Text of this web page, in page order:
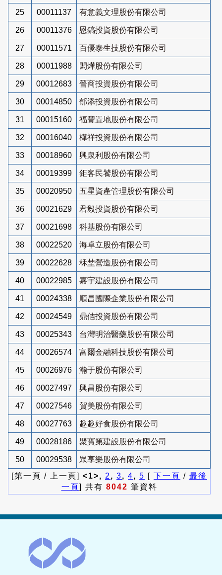
25 00011137 有意義文理股份有限公司
26 00011376 恩鎬投資股份有限公司
27 00011571 百優泰生技股份有限公司
28 00011988 閎燁股份有限公司
29 00012683 晉商投資股份有限公司
30 00014850 郁添投資股份有限公司
31 00015160 福豐置地股份有限公司
32 00016040 樺祥投資股份有限公司
33 00018960 興泉利股份有限公司
34 00019399 鉅客民饕股份有限公司
35 00020950 五星資產管理股份有限公司
36 00021629 君毅投資股份有限公司
37 00021698 科基股份有限公司
38 00022520 海卓立股份有限公司
39 00022628 秝埜營造股份有限公司
40 00022985 嘉宇建設股份有限公司
41 00024338 順昌國際企業股份有限公司
42 00024549 鼎佶投資股份有限公司
43 00025343 台灣明治醫藥股份有限公司
44 00026574 富爾金融科技股份有限公司
45 00026976 瀚于股份有限公司
46 00027497 興昌股份有限公司
47 00027546 賀美股份有限公司
48 00027763 趣趣好食股份有限公司
49 00028186 聚寶第建設股份有限公司
50 00029538
眾享樂股份有限公司
[第一頁 / 上一頁] <1>, 2 , 3, 4, 5 [ 下一頁 / 最後
一頁] 共有 8042 筆資料